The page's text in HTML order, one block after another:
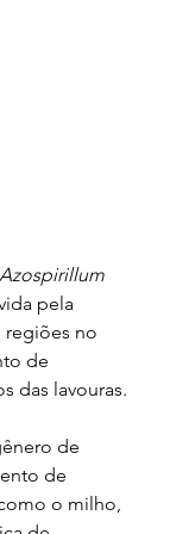
Azospirillum
pela
regiões no
de
das lavouras.
de
de
o milho,